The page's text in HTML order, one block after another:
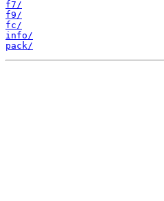
f7/
f9/
fc/
info/
pack/